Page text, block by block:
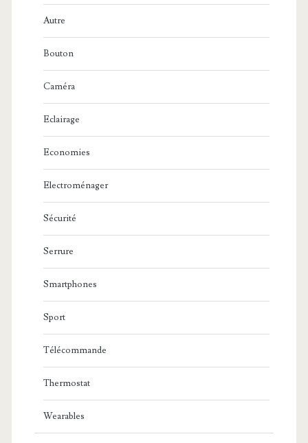
Autre
Bouton
Caméra
Eclairage
Economies
Electroménager
Sécurité
Serrure
Smartphones
Sport
Télécommande
Thermostat
Wearables